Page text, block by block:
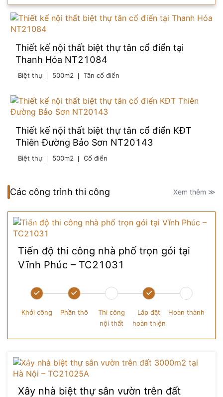
Thiết kế nội thất biệt thự tân cổ điển tại
Thanh Hóa NT21084
Biệt thự 500m2 Tân cổ điển
Thiết kế nội thất biệt thự tân cổ điển KĐT
Thiên Đường Bảo Sơn NT20143
Biệt thự 500m2 Cổ điển
Các công trình thi công Xem thêm ≫
Tiến độ thi công nhà phố trọn gói tại
Vĩnh Phúc – TC21031
Khởi công Phần thô
Thi công
nội thất
Lắp đặt
hoàn thiện
Hoàn thành
Xây nhà biệt thự sân vườn trên đất